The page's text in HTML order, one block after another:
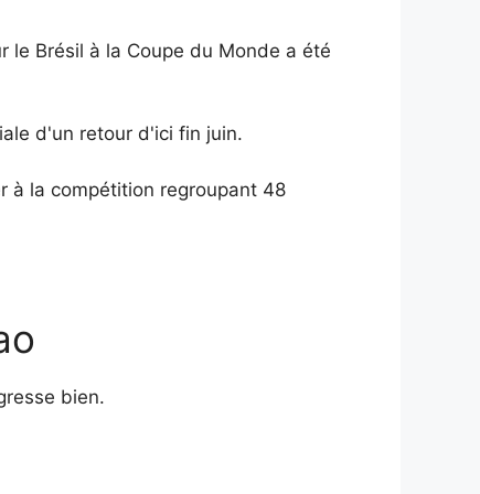
Brésil à la Coupe du Monde a été
d'un retour d'ici fin juin.
à la compétition regroupant 48
bien.